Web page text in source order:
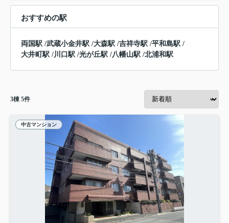
おすすめの駅
両国駅 /武蔵小金井駅 /大森駅 /吉祥寺駅 /平和島駅 /
大井町駅 /川口駅 /光が丘駅 /八幡山駅 /北浦和駅
3棟 5件
中古マンション